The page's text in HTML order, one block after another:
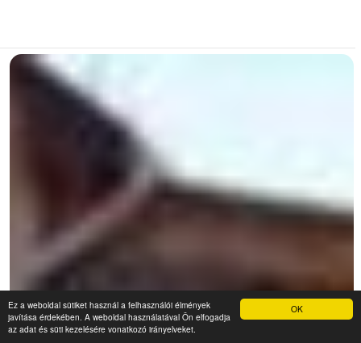
OK
Ez a weboldal sütiket használ a felhasználói élmények
javítása érdekében. A weboldal használatával Ön elfogadja
az adat és süti kezelésére vonatkozó irányelveket.